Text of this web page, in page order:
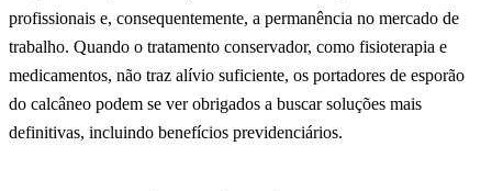
profissionais e, consequentemente, a permanência no mercado de
trabalho. Quando o tratamento conservador, como fisioterapia e
medicamentos, não traz alívio suficiente, os portadores de esporão
do calcâneo podem se ver obrigados a buscar soluções mais
definitivas, incluindo benefícios previdenciários.